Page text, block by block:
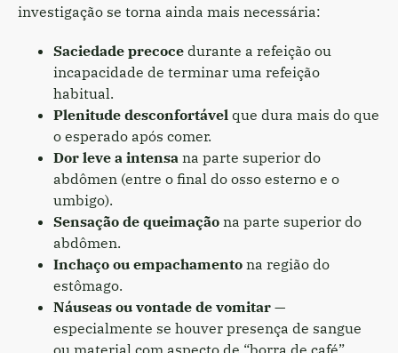
investigação se torna ainda mais necessária:
Saciedade precoce durante a refeição ou
incapacidade de terminar uma refeição
habitual.
Plenitude desconfortável que dura mais do que
o esperado após comer.
Dor leve a intensa na parte superior do
abdômen (entre o final do osso esterno e o
umbigo).
Sensação de queimação na parte superior do
abdômen.
Inchaço ou empachamento na região do
estômago.
Náuseas ou vontade de vomitar —
especialmente se houver presença de sangue
ou material com aspecto de “borra de café”.